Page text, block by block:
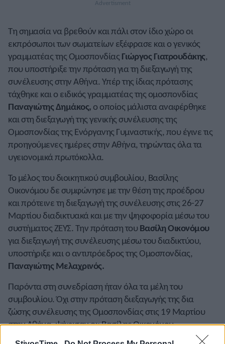
Τη σημασία να βρεθούν και πάλι στον ίδιο χώρο οι
εκπρόσωποι των σωματείων εξέφρασε και ο γενικός
γραμματέας της Ομοσπονδίας Γιώργος Γιατρουδάκης,
που υποστήριξε την πρόταση για τη διεξαγωγή της
συνέλευσης στην Αθήνα. Υπέρ της ίδιας πρότασης
τάχθηκε και ο ειδικός γραμματέας της ομοσπονδίας
Παναγιώτης Δημάκος, ο οποίος μάλιστα αναφέρθηκε
και στη διεξαγωγή της γενικής συνέλευσης της
Ομοσπονδίας της Ενόργανης Γυμναστικής, που έγινε τις
προηγούμενες ημέρες στην Αθήνα, τηρώντας όλα τα
υγειονομικά πρωτόκολλα.
Το μέλος του διοικητικού συμβουλίου, Βασίλης
Οικονόμου δε συμφώνησε με την θέση της προέδρου
και πρότεινε τη διεξαγωγή της συνέλευσης στις 26-27
Μαρτίου διαδικτυακά και με την ψηφοφορία μέσω του
συστήματος ΖΕΥΣ. Την πρόταση του Βασίλη Οικονόμου
για διεξαγωγή της συνέλευσης μέσω του διαδικτύου,
υποστήριξε και ο αντιπρόεδρος της Ομοσπονδίας,
Παναγιώτης Μελαχρινός.
Παρόντα στη συνεδρίαση ήταν όλα τα μέλη του
συμβουλίου. Όχι στην πρόταση διεξαγωγής της δια
ζώσης συνέλευσης της Ομοσπονδίας στις 19 Μαρτίου
στην Αθήνα, ψήφισαν οι: Βασίλης Οικονόμου,
Παναγιώτης Μελαχρινός, Γιάννης Θεμελίδης, Αλέξης